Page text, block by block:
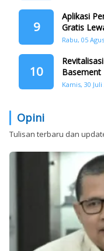
9
Aplikasi
Gratis
Rabu, 05
10
Basement
Kamis, 30 Juli
Opini
Tulisan terbaru dan